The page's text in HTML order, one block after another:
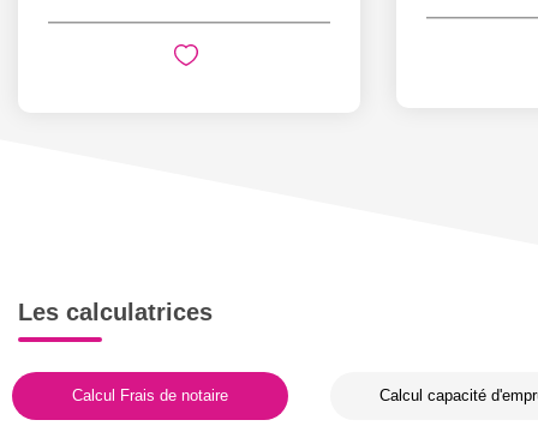
Les calculatrices
Calcul Frais de notaire Calcul capacité